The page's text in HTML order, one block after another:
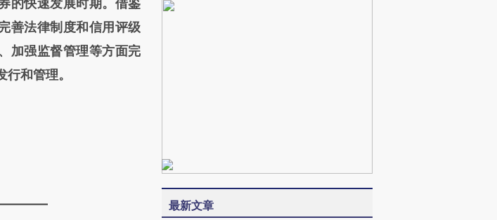
的快速发展时期。借鉴
善法律制度和信用评级
加强监督管理等方面完
和管理。
最新文章